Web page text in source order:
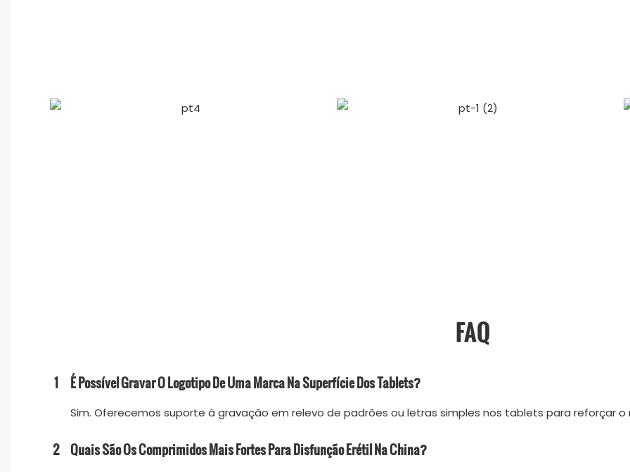
FAQ
1 É Possível Gravar O Logotipo De Uma Marca Na Superfície Dos Tablets?
Sim. Oferecemos suporte à gravação em relevo de padrões ou letras simples nos tablets para reforçar
2 Quais São Os Comprimidos Mais Fortes Para Disfunção Erétil Na China?